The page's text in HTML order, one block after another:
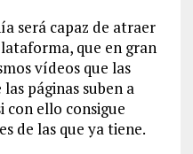
será capaz de atraer
que en gran
vídeos que las
páginas suben a
con ello consigue
de las que ya tiene.